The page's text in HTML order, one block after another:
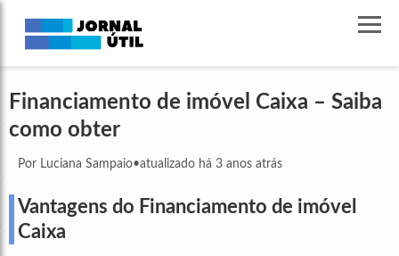
Financiamento de imóvel Caixa – Saiba
como obter
Por Luciana Sampaio•atualizado há 3 anos atrás
Vantagens do Financiamento de imóvel
Caixa